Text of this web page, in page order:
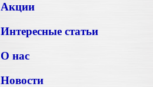
Акции
Интересные статьи
О нас
Новости